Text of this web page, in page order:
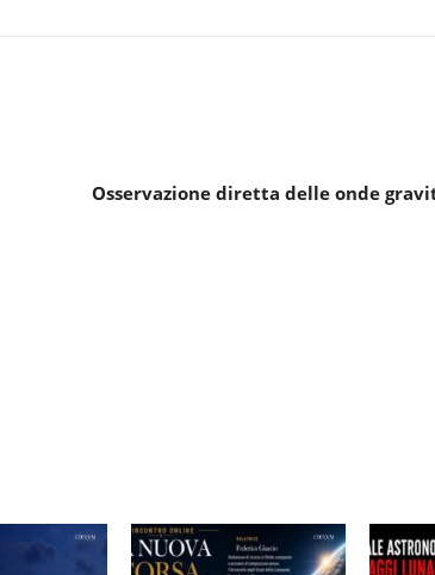
Osservazione diretta delle onde